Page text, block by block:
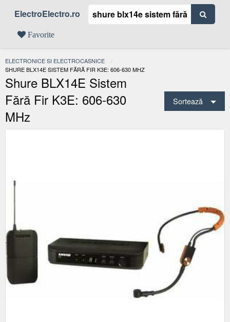
ElectroElectro.ro
Favorite
ELECTRONICE SI ELECTROCASNICE
ACTUAL:
SHURE BLX14E SISTEM FĂRĂ FIR K3E: 606-630 MHZ
Shure BLX14E Sistem
Fără Fir K3E: 606-630
MHz
Sortează